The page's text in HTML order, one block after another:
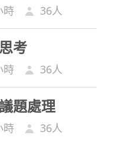
時 36人
考
時 36人
題處理
時 36人